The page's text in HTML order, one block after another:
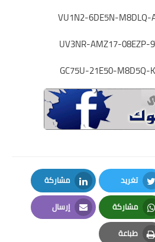
VU1N2-6DE5N-M8DLQ-
UV3NR-AMZ17-08EZP-
GC75U-21E50-M8D5Q-
تغريد
Twitter
مشاركة
LinkedIn
مشاركة
Whatsapp
إرسال
Email
طباعة